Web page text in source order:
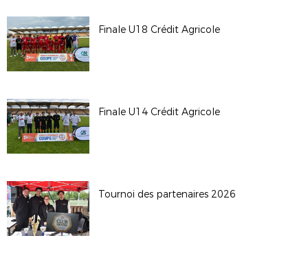
Finale U18 Crédit Agricole
Finale U14 Crédit Agricole
Tournoi des partenaires 2026